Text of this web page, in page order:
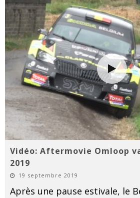
Vidéo: Aftermovie Omloop
2019
19 septembre 2019
Après une pause estivale, le